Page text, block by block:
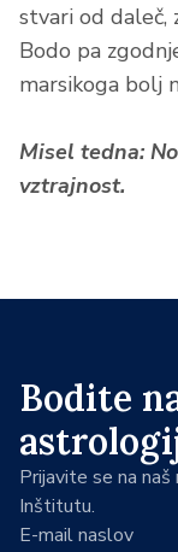
stvari od daleč,
Bodo pa
marsikoga bolj
Misel tedna:
vztrajnost.
Bodite
Prijavite se na
Inštitutu.
E-mail naslov